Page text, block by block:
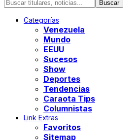
Categorías
Venezuela
Mundo
EEUU
Sucesos
Show
Deportes
Tendencias
Caraota Tips
Columnistas
Link Extras
Favoritos
Sitemap